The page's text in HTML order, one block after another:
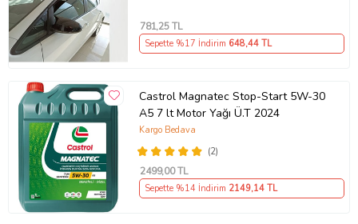
781,25 TL
Sepette %17 İndirim 648,44 TL
Castrol Magnatec Stop-Start 5W-30
A5 7 lt Motor Yağı Ü.T 2024
(2)
Kargo Bedava
2499,00 TL
Sepette %14 İndirim 2149,14 TL